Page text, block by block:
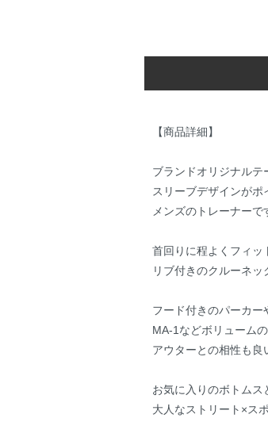
【商品詳細】
ブランドオリジナルテ
スリーブデザインがポ
メンズのトレーナーで
首回りに程よくフィッ
リブ付きのクルーネッ
フード付きのパーカー
MA-1などボリューム
アウターとの相性も良
お気に入りのボトムス
大人なストリート×ス